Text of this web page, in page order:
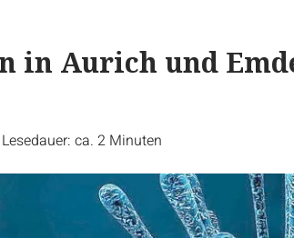
in Aurich und
Lesedauer: ca. 2 Minuten